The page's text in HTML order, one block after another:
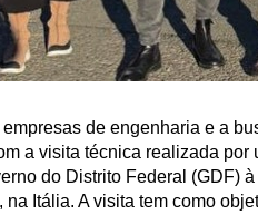
de engenharia e a
a visita técnica realizada
do Distrito Federal (GDF)
na Itália. A visita tem como